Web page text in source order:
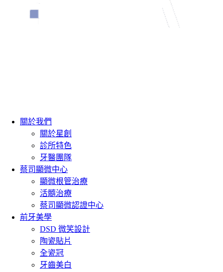
關於我們
關於星創
診所特色
牙醫團隊
蔡司顯微中心
顯微根管治療
活髓治療
蔡司顯微認證中心
前牙美學
DSD 微笑設計
陶瓷貼片
全瓷冠
牙齒美白